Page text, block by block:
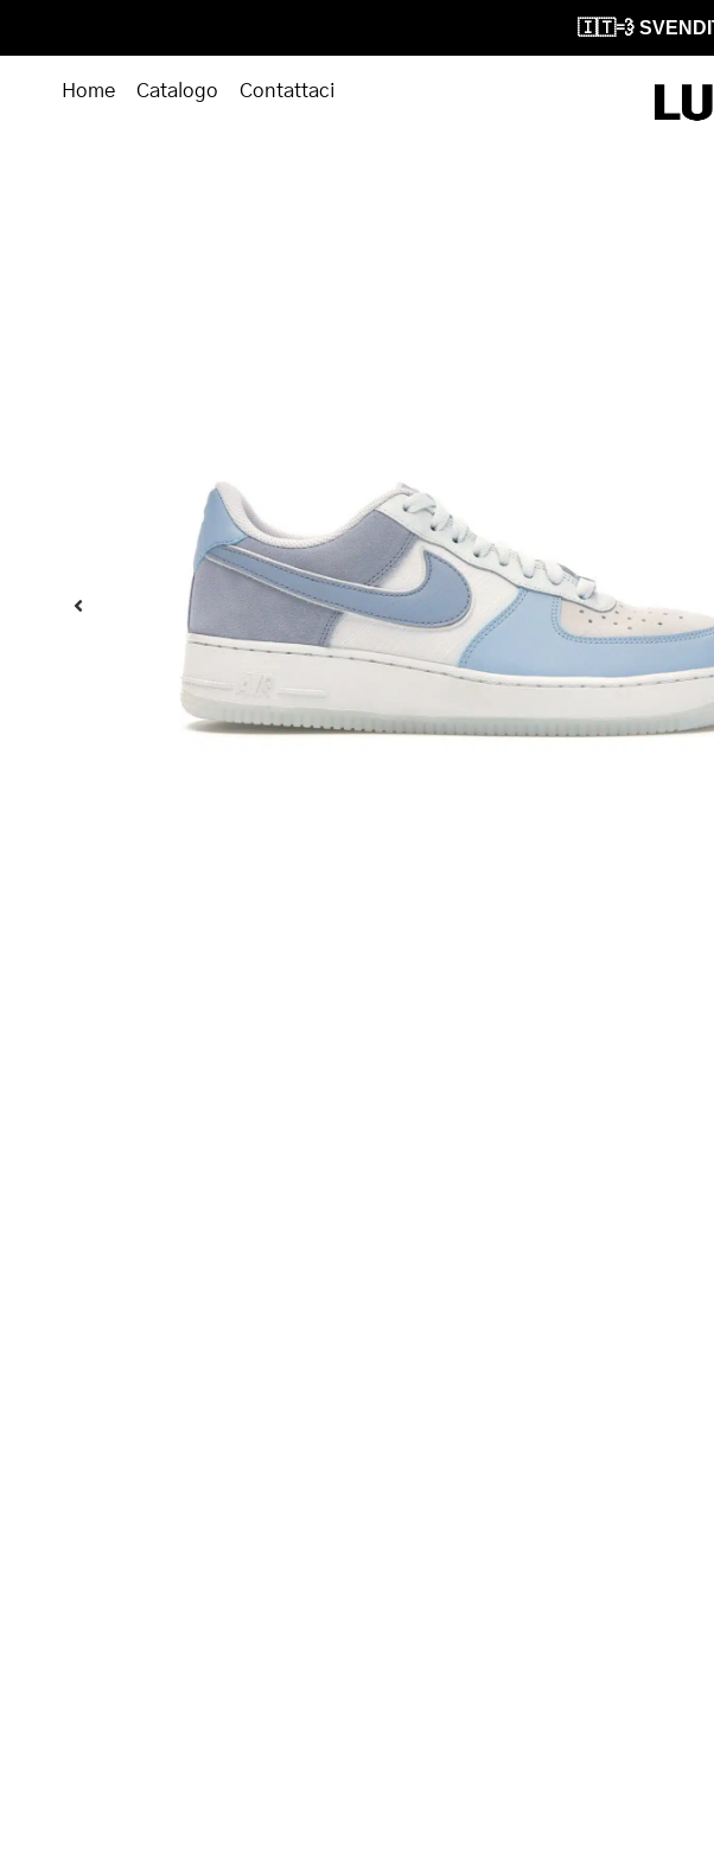
🇮🇹💨
Home Catalogo Contattaci